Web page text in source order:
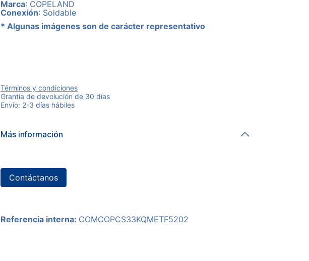
Marca: COPELAND
Conexión: Soldable
* Algunas imágenes son de carácter representativo
Términos y condiciones
Grantía de devolución de 30 días
Envío: 2-3 días hábiles
Más información
Contáctanos
Referencia interna: COMCOPCS33KQMETF5202